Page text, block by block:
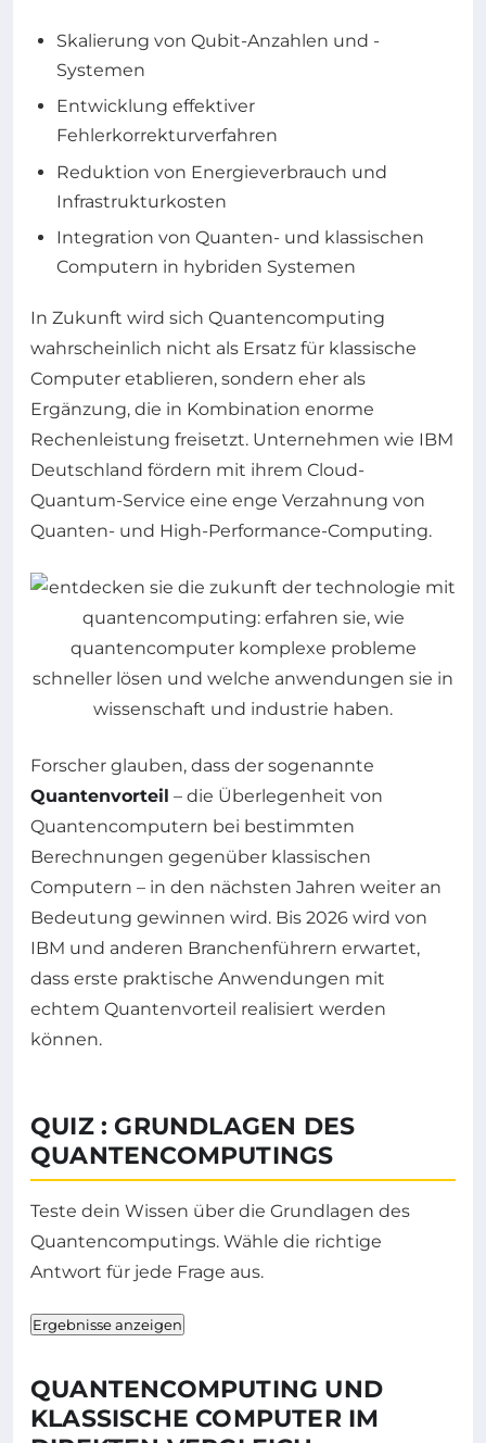
Skalierung von Qubit-Anzahlen und -
Systemen
Entwicklung effektiver
Fehlerkorrekturverfahren
Reduktion von Energieverbrauch und
Infrastrukturkosten
Integration von Quanten- und klassischen
Computern in hybriden Systemen
In Zukunft wird sich Quantencomputing
wahrscheinlich nicht als Ersatz für klassische
Computer etablieren, sondern eher als
Ergänzung, die in Kombination enorme
Rechenleistung freisetzt. Unternehmen wie IBM
Deutschland fördern mit ihrem Cloud-
Quantum-Service eine enge Verzahnung von
Quanten- und High-Performance-Computing.
Forscher glauben, dass der sogenannte
Quantenvorteil – die Überlegenheit von
Quantencomputern bei bestimmten
Berechnungen gegenüber klassischen
Computern – in den nächsten Jahren weiter an
Bedeutung gewinnen wird. Bis 2026 wird von
IBM und anderen Branchenführern erwartet,
dass erste praktische Anwendungen mit
echtem Quantenvorteil realisiert werden
können.
QUIZ : GRUNDLAGEN DES
QUANTENCOMPUTINGS
Teste dein Wissen über die Grundlagen des
Quantencomputings. Wähle die richtige
Antwort für jede Frage aus.
Ergebnisse anzeigen
QUANTENCOMPUTING UND
KLASSISCHE COMPUTER IM